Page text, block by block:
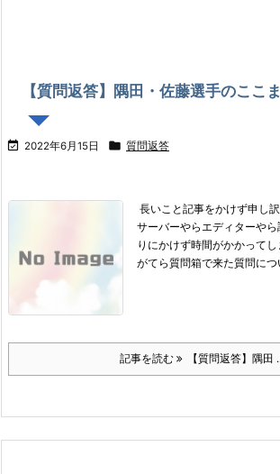
【質問返答】隅田・佐藤選手のここ
 2022年6月15日  質問返答
長いこと記事をかけず申し訳
サーバーやらエディターや
りにかけず時間がかかってし
がてら質問箱で来た質問につ
記事を読む 【質問返答】隅田